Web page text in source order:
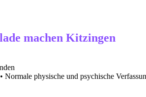
machen Kitzingen
Normale physische und psychische